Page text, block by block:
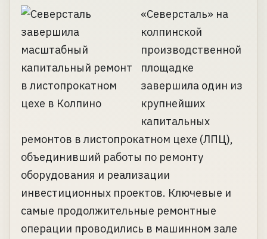
«Северсталь» на
колпинской
производственной
площадке
завершила один из
крупнейших
капитальных
ремонтов в листопрокатном цехе (ЛПЦ),
объединивший работы по ремонту
оборудования и реализации
инвестиционных проектов. Ключевые и
самые продолжительные ремонтные
операции проводились в машинном зале